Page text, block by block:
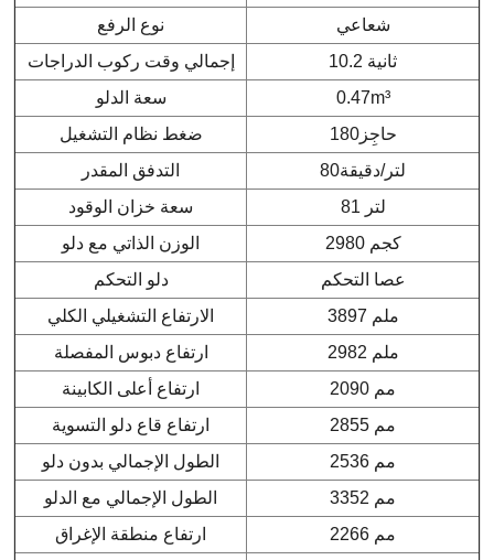
نوع الرفع
شعاعي
إجمالي وقت ركوب الدراجات
10.2 ثانية
سعة الدلو
0.47m³
ضغط نظام التشغيل
180حاجِز
التدفق المقدر
80لتر/دقيقة
سعة خزان الوقود
81 لتر
الوزن الذاتي مع دلو
2980 كجم
دلو التحكم
عصا التحكم
الارتفاع التشغيلي الكلي
3897 ملم
ارتفاع دبوس المفصلة
2982 ملم
ارتفاع أعلى الكابينة
2090 مم
ارتفاع قاع دلو التسوية
2855 مم
الطول الإجمالي بدون دلو
2536 مم
الطول الإجمالي مع الدلو
3352 مم
ارتفاع منطقة الإغراق
2266 مم